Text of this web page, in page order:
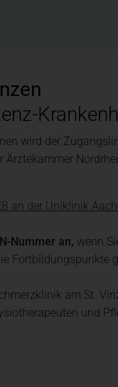
wird der
Ärztekammer
an der Uniklinik
Nummer an, wenn
Fortbildungspunkte
am St.
und